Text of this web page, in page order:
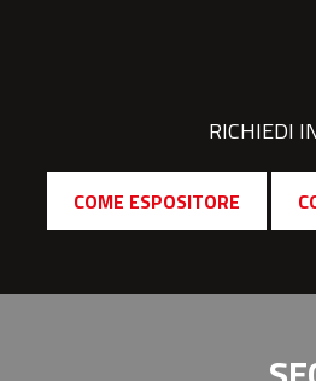
RICHIEDI
COME ESPOSITORE